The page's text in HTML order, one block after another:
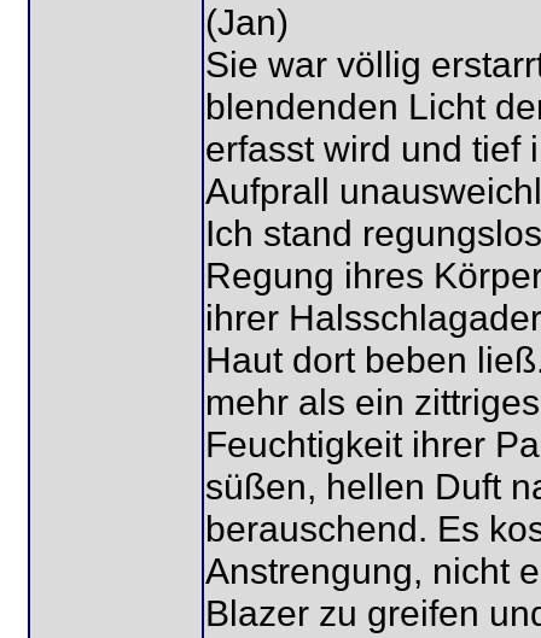
(Jan)
Sie war völlig
blendenden Licht
erfasst wird und tief
Aufprall
Ich stand
Regung ihres
ihrer
Haut dort beben
mehr als ein
Feuchtigkeit ihrer
süßen, hellen Duft
berauschend. Es
Anstrengung, nicht
Blazer zu greifen